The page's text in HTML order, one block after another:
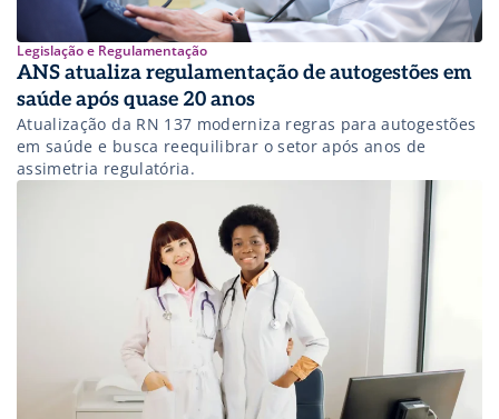
Legislação e Regulamentação
ANS atualiza regulamentação de autogestões em
saúde após quase 20 anos
Atualização da RN 137 moderniza regras para autogestões
em saúde e busca reequilibrar o setor após anos de
assimetria regulatória.